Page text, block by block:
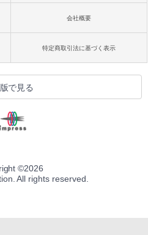
会社概要
特定商取引法に基づく表示
で見る
©2026
All rights reserved.